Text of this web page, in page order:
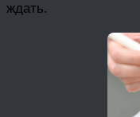
ждать.